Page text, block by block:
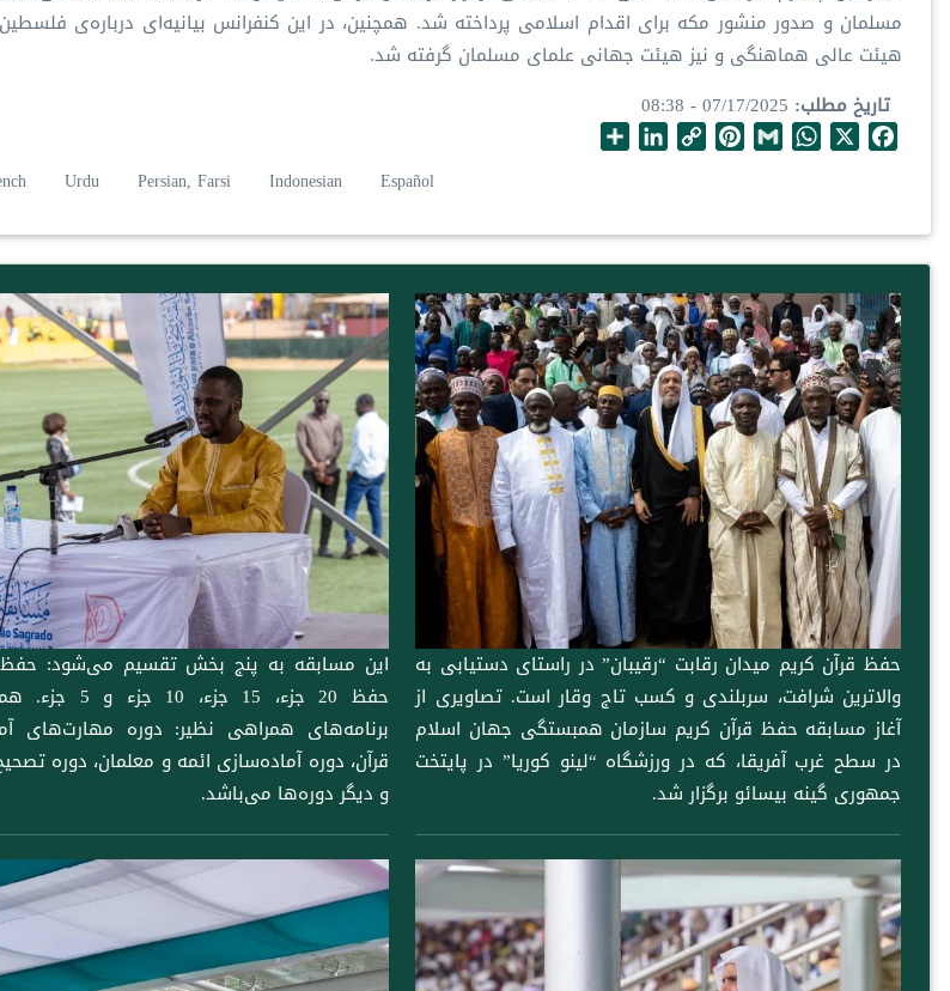
مسلمان و صدور منشور مکه برای اقدام اسلامی پرداخته شد. همچنین، در این کنفرانس بیانیه‌ای درباره‌ی
هیئت عالی هماهنگی و نیز هیئت جهانی علمای مسلمان گرفته شد.
تاریخ مطلب 07/17/2025 - 08:38
F
b
o
k
X
W
s
p
p
G
l
P
e
e
s
t
C
L
n
k
L
e
I
n
e
Urdu Persian, Farsi Indonesian Español
حفظ قرآن کریم میدان رقابت “رقیبان” در راستای دستیابی به
والاترین شرافت، سربلندی و کسب تاج وقار است. تصاویری از
آغاز مسابقه حفظ قرآن کریم سازمان همبستگی جهان اسلام
در سطح غرب آفریقا، که در ورزشگاه “لینو کوریا” در پایتخت
جمهوری گینه بیسائو برگزار شد.
این مسابقه به پنج بخش تقسیم می‌شود: حفظ
حفظ 20 جزء، 15
برنامه‌های همراهی نظیر: دوره مهارت‌های
قرآن، دوره آماده‌سازی ائمه و معلمان، دوره
و دیگر دوره‌ها می‌باشد.